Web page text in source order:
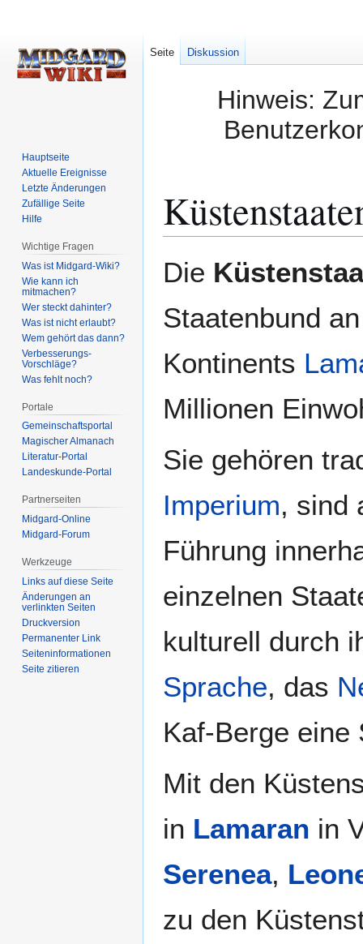
Hinweis:
Navigation
Suche
Die
Staatenbund
Kontinents
Millionen
Sie gehören
Imperium, sind
Führung
einzelnen
kulturell durch
Sprache, das
Kaf-Berge
Mit den
in Lamaran in
Serenea,
zu den
Seite Diskussion
Hauptseite
Aktuelle Ereignisse
Letzte Änderungen
Zufällige Seite
Hilfe
Wichtige Fragen
Was ist Midgard-Wiki?
Wie kann ich
mitmachen?
Wer steckt dahinter?
Was ist nicht erlaubt?
Wem gehört das dann?
Verbesserungs-
Vorschläge?
Was fehlt noch?
Portale
Gemeinschafts­portal
Magischer Almanach
Literatur-Portal
Landeskunde-Portal
Partnerseiten
Midgard-Online
Midgard-Forum
Werkzeuge
Links auf diese Seite
Änderungen an
verlinkten Seiten
Druckversion
Permanenter Link
Seiten­­informationen
Seite zitieren